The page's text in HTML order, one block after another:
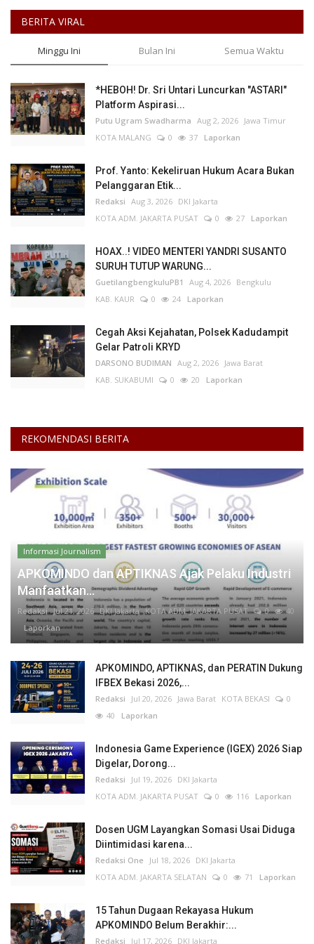
BERITA VIRAL
Minggu Ini Bulan Ini Semua Waktu
*HEBOH! Dr. Sri Untari Luncurkan "ASTARI"
Platform Aspirasi...
Putu Ugram Swadharma Aug 2, 2026 Jawa Timur
KOTA MALANG
0 37 Laporkan
Prof. Yanto: Kekeliruan Hukum Acara Bukan
Pelanggaran Etik...
Redaksi Aug 3, 2026 DKI Jakarta
KOTA ADM. JAKARTA PUSAT
0 27 Laporkan
HOAX..! VIDEO MENTERI YANDRI SUSANTO
SURUH TUTUP WARUNG...
GuetilangbengkuluPB1 Aug 4, 2026 Bengkulu
KAB. KAUR
0 24 Laporkan
Cegah Aksi Kejahatan, Polsek Kadudampit
Gelar Patroli KRYD
DARSONO BUDIMAN Aug 2, 2026 Jawa Barat
KAB. SUKABUMI
0 20 Laporkan
REKOMENDASI BERITA
Informasi Journalism
APKOMINDO dan APTIKNAS Ajak Pelaku Industri
Manfaatkan...
Redaksi Jul 21, 2026 DKI Jakarta KOTA ADM. JAKARTA PUSAT 0
40
Laporkan
APKOMINDO, APTIKNAS, dan PERATIN Dukung
IFBEX Bekasi 2026,...
Redaksi Jul 20, 2026 Jawa Barat KOTA BEKASI
0
40 Laporkan
Indonesia Game Experience (IGEX) 2026 Siap
Digelar, Dorong...
Redaksi Jul 19, 2026 DKI Jakarta
KOTA ADM. JAKARTA PUSAT
0 116 Laporkan
Dosen UGM Layangkan Somasi Usai Diduga
Diintimidasi karena...
Redaksi One Jul 18, 2026 DKI Jakarta
KOTA ADM. JAKARTA SELATAN
0 71 Laporkan
15 Tahun Dugaan Rekayasa Hukum
APKOMINDO Belum Berakhir:...
Redaksi Jul 17, 2026 DKI Jakarta